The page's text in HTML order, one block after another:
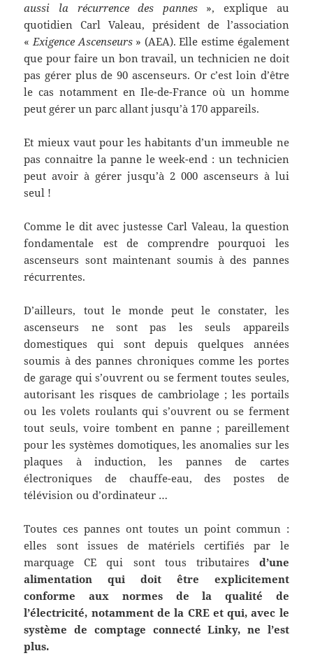
aussi la récurrence des pannes », explique au
quotidien Carl Valeau, président de l’association
«Exigence Ascenseurs» (AEA). Elle estime également
que pour faire un bon travail, un technicien ne doit
pas gérer plus de 90 ascenseurs. Or c’est loin d’être
le cas notamment en Ile-de-France où un homme
peut gérer un parc allant jusqu’à 170 appareils.
Et mieux vaut pour les habitants d’un immeuble ne
pas connaitre la panne le week-end : un technicien
peut avoir à gérer jusqu’à 2 000 ascenseurs à lui
seul !
Comme le dit avec justesse Carl Valeau, la question
fondamentale est de comprendre pourquoi les
ascenseurs sont maintenant soumis à des pannes
récurrentes.
D’ailleurs, tout le monde peut le constater, les
ascenseurs ne sont pas les seuls appareils
domestiques qui sont depuis quelques années
soumis à des pannes chroniques comme les portes
de garage qui s’ouvrent ou se ferment toutes seules,
autorisant les risques de cambriolage ; les portails
ou les volets roulants qui s’ouvrent ou se ferment
tout seuls, voire tombent en panne ; pareillement
pour les systèmes domotiques, les anomalies sur les
plaques à induction, les pannes de cartes
électroniques de chauffe-eau, des postes de
télévision ou d’ordinateur …
Toutes ces pannes ont toutes un point commun :
elles sont issues de matériels certifiés par le
marquage CE qui sont tous tributaires d’une
alimentation qui doit être explicitement
conforme aux normes de la qualité de
l’électricité, notamment de la CRE et qui, avec le
système de comptage connecté Linky, ne l’est
plus.